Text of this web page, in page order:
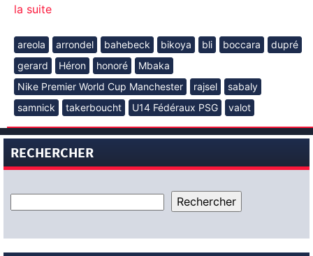
la suite
areola arrondel bahebeck bikoya bli boccara
dupré
gerard
Héron honoré
Mbaka
Nike Premier World Cup Manchester
rajsel
sabaly
samnick
takerboucht U14 Fédéraux PSG valot
RECHERCHER